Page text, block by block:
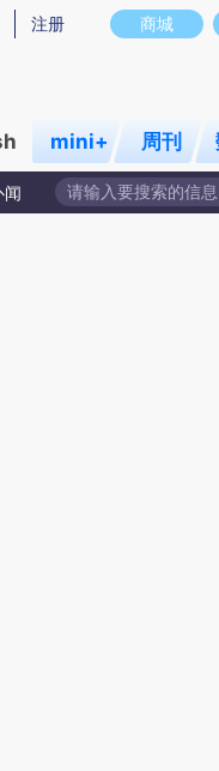
图存在偏差。不代表财新观点
商城
注册
mini+ 周刊
闻